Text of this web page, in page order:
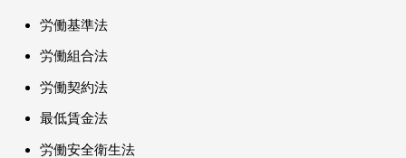
労働基準法
労働組合法
労働契約法
最低賃金法
労働安全衛生法